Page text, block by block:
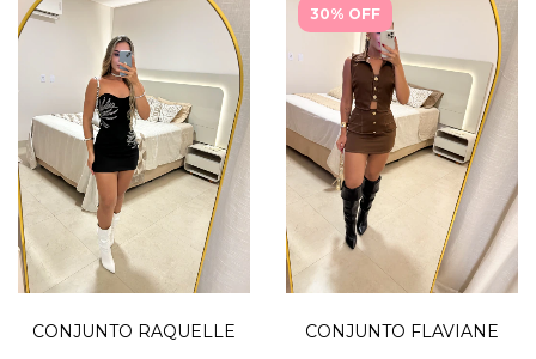
CONJUNTO RAQUELLE
30% OFF
CONJUNTO FLAVIANE